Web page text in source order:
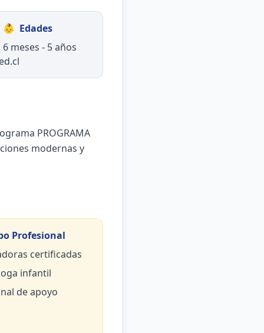
👶 Edades
6 meses - 5 años
PROGRAMA
modernas y
Profesional
certificadas
infantil
de apoyo